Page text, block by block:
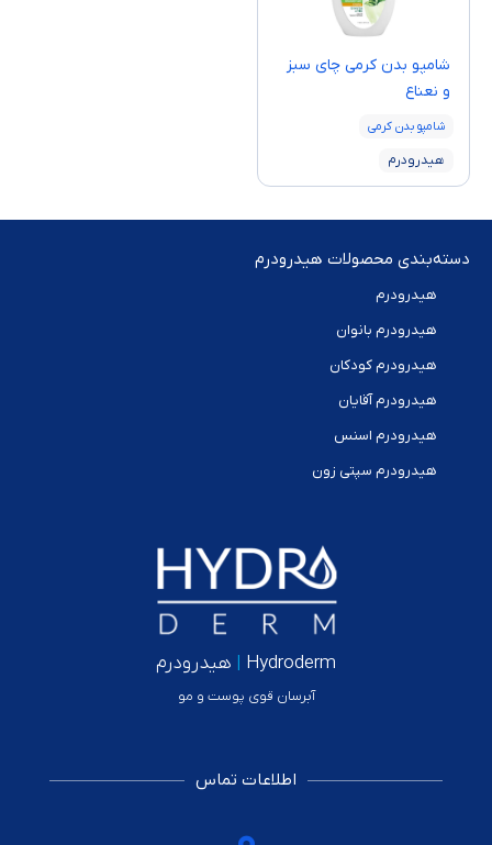
شامپو بدن کرمی چای سبز
و نعناع
شامپو بدن کرمی
هیدرودرم
دسته‌بندی محصولات هیدرودرم
هیدرودرم
هیدرودرم بانوان
هیدرودرم کودکان
هیدرودرم آقایان
هیدرودرم اسنس
هیدرودرم سپتی زون
Hydroderm هیدرودرم
آبرسان قوی پوست و مو
اطلاعات تماس